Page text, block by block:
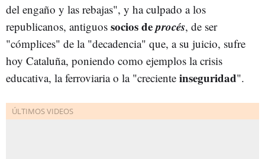
del engaño y las rebajas", y ha culpado a los
republicanos, antiguos socios deprocés, de ser
"cómplices" de la "decadencia" que, a su juicio, sufre
hoy Cataluña, poniendo como ejemplos la crisis
educativa, la ferroviaria o la "creciente inseguridad".